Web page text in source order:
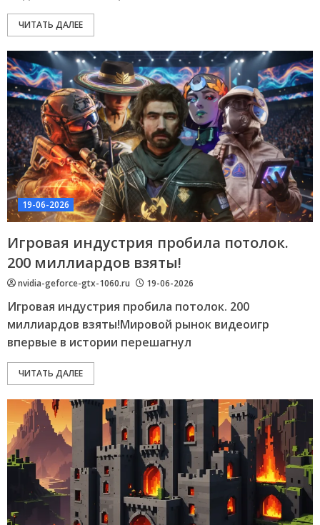
ЧИТАТЬ ДАЛЕЕ
19-06-2026
Игровая индустрия пробила потолок.
200 миллиардов взяты!
nvidia-geforce-gtx-1060.ru 19-06-2026
Игровая индустрия пробила потолок. 200
миллиардов взяты!Мировой рынок видеоигр
впервые в истории перешагнул
ЧИТАТЬ ДАЛЕЕ